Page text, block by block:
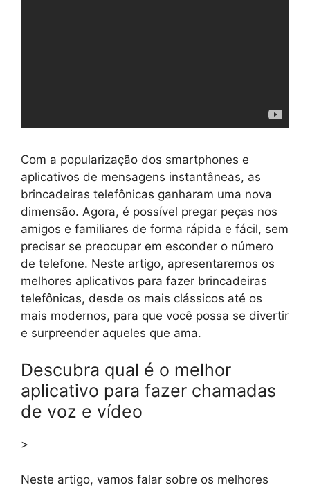
Com a popularização dos smartphones e
aplicativos de mensagens instantâneas, as
brincadeiras telefônicas ganharam uma nova
dimensão. Agora, é possível pregar peças nos
amigos e familiares de forma rápida e fácil, sem
precisar se preocupar em esconder o número
de telefone. Neste artigo, apresentaremos os
melhores aplicativos para fazer brincadeiras
telefônicas, desde os mais clássicos até os
mais modernos, para que você possa se divertir
e surpreender aqueles que ama.
Descubra qual é o melhor
aplicativo para fazer chamadas
de voz e vídeo
>
Neste artigo, vamos falar sobre os melhores